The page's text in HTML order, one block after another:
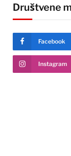
Društvene
Facebook
Instagram